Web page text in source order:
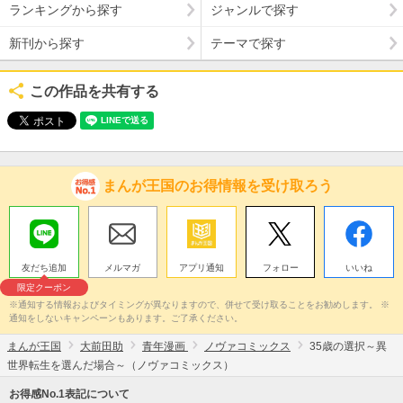
ランキングから探す ジャンルで探す
新刊から探す テーマで探す
この作品を共有する
まんが王国のお得情報を受け取ろう
友だち追加
限定クーポン
メルマガ アプリ通知 フォロー いいね
※通知する情報およびタイミングが異なりますので、併せて受け取ることをお勧めします。 ※
通知をしないキャンペーンもあります。ご了承ください。
まんが王国 大前田助 青年漫画 ノヴァコミックス
35歳の選択～異
世界転生を選んだ場合～（ノヴァコミックス）
お得感No.1表記について